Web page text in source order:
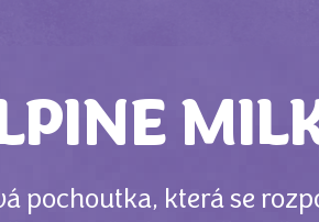
pochoutka, která se